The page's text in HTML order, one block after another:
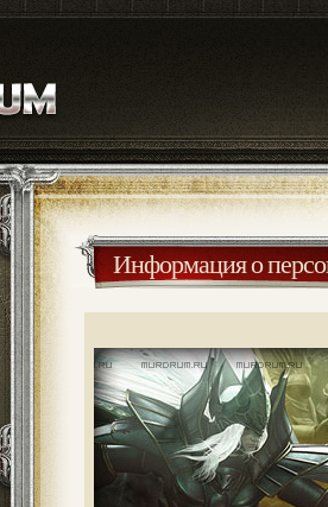
Информация о